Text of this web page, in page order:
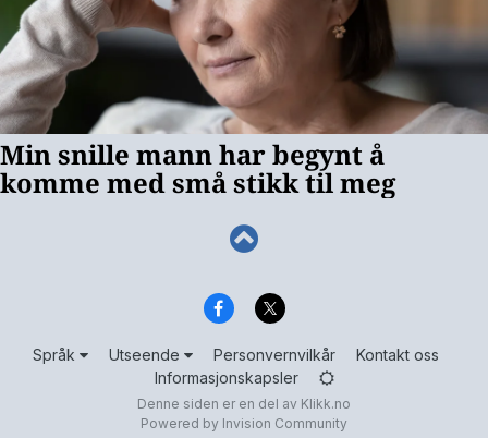
Språk Utseende Personvernvilkår
Kontakt oss
Informasjonskapsler
Denne siden er en del av Klikk.no
Powered by Invision Community